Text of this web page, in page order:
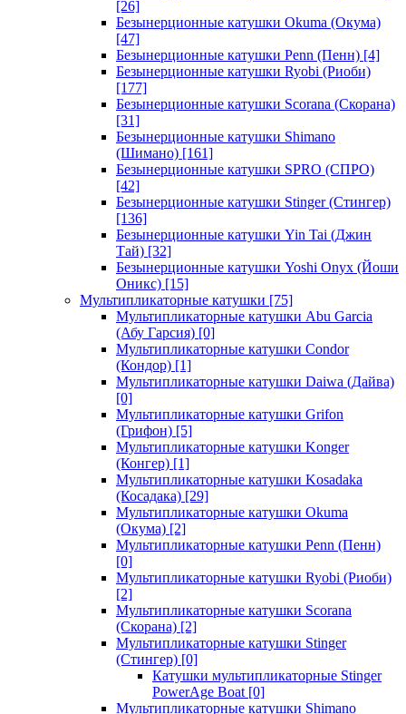
[26]
Безынерционные катушки Okuma (Окума)
[47]
Безынерционные катушки Penn (Пенн) [4]
Безынерционные катушки Ryobi (Риоби)
[177]
Безынерционные катушки Scorana (Скорана)
[31]
Безынерционные катушки Shimano
(Шимано) [161]
Безынерционные катушки SPRO (СПРО)
[42]
Безынерционные катушки Stinger (Стингер)
[136]
Безынерционные катушки Yin Tai (Джин
Тай) [32]
Безынерционные катушки Yoshi Onyx (Йоши
Оникс) [15]
Мультипликаторные катушки [75]
Мультипликаторные катушки Abu Garcia
(Абу Гарсия) [0]
Мультипликаторные катушки Condor
(Кондор) [1]
Мультипликаторные катушки Daiwa (Дайва)
[0]
Мультипликаторные катушки Grifon
(Грифон) [5]
Мультипликаторные катушки Konger
(Конгер) [1]
Мультипликаторные катушки Kosadaka
(Косадака) [29]
Мультипликаторные катушки Okuma
(Окума) [2]
Мультипликаторные катушки Penn (Пенн)
[0]
Мультипликаторные катушки Ryobi (Риоби)
[2]
Мультипликаторные катушки Scorana
(Скорана) [2]
Мультипликаторные катушки Stinger
(Стингер) [0]
Катушки мультипликаторные Stinger
PowerAge Boat [0]
Мультипликаторные катушки Shimano